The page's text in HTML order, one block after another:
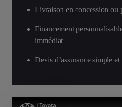
Livraison en concession ou
Financement
immédiat
Devis d’assurance simple et